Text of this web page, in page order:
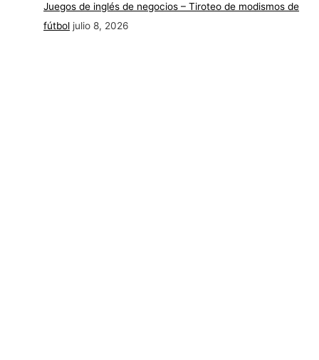
Juegos de inglés de negocios – Tiroteo de modismos de
fútbol julio 8, 2026